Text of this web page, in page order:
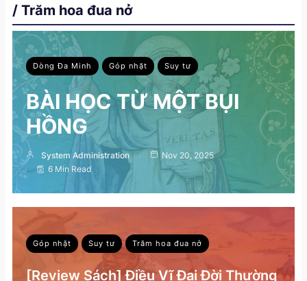
/ Trăm hoa đua nở
Dòng Đa Minh Góp nhặt Suy tư
BÀI HỌC TỪ MỘT BỤI
HỒNG
System Administration
Nov 20, 2025
6 Min Read
Góp nhặt Suy tư Trăm hoa đua nở
[Review Sách] Điều Vĩ Đại Đời Thường